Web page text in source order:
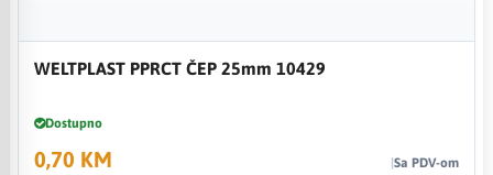
WELTPLAST PPRCT ČEP 25mm 10429
Dostupno
0,70 KM Sa PDV-om